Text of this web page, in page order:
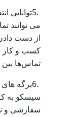
5.توانایی
می ‌توانند
از دست
کسب و کار
تماس‌ها بین
6.برگه
سیسکو به
سفارشی و